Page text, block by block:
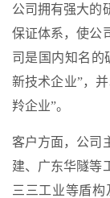
公司拥有强大的
保证体系，使公
司是国内知名的
新技术企业”，
羚企业”。
客户方面，公司
建、广东华隧等
三三工业等盾